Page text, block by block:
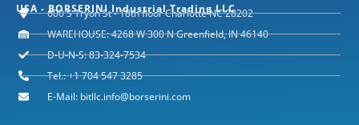
USA - BORSERINI Industrial Trading LLC
600 S Tryon St - 18th floor Charlotte NC 28202
WAREHOUSE: 4268 W 300 N Greenfield, IN 46140
D-U-N-S: 83-324-7534
Tel.: +1 704 547 3285
E-Mail: bitllc.info@borserini.com